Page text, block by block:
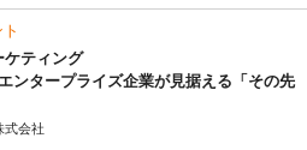
ティング
ンタープライズ企業が見据える「その先
式会社